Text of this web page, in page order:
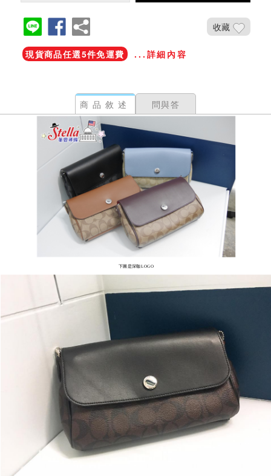
收藏
現貨商品任選5件免運費 ...詳細內容
商品敘述 問與答